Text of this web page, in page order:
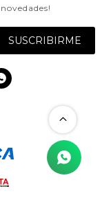
SUSCRIBIRME